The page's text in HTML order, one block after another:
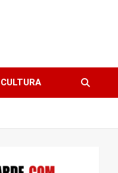
CULTURA